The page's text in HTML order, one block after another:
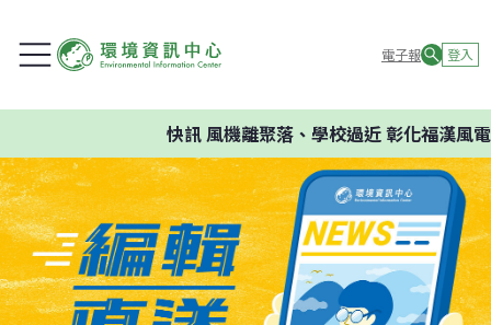
電子報 登入
快訊風機離聚落、學校過近 彰化福漢風電